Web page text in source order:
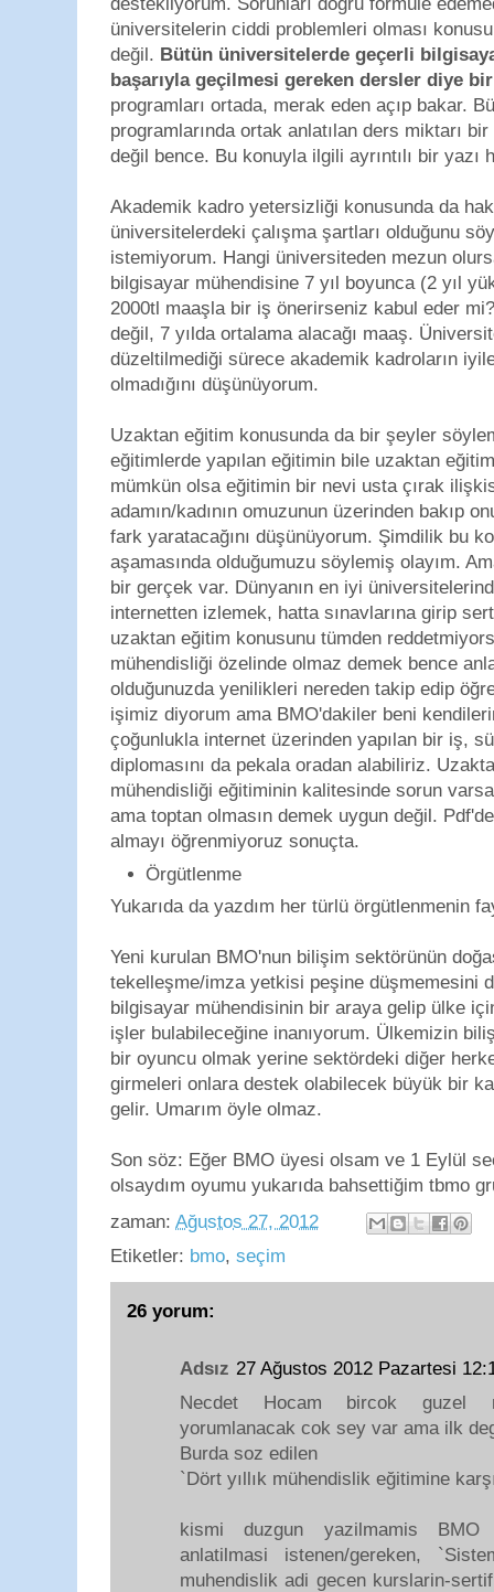
üniversitelerin ciddi problemleri olması
değil. Bütün üniversitelerde geçerli
başarıyla geçilmesi gereken dersler diye
programları ortada, merak eden açıp bakar.
programlarında ortak anlatılan ders miktarı
değil bence. Bu konuyla ilgili ayrıntılı bir yazı
Akademik kadro yetersizliği konusunda da
üniversitelerdeki çalışma şartları olduğunu
istemiyorum. Hangi üniversiteden mezun
bilgisayar mühendisine 7 yıl boyunca (2 yıl
2000tl maaşla bir iş önerirseniz kabul eder
değil, 7 yılda ortalama alacağı maaş.
düzeltilmediği sürece akademik kadroların
olmadığını düşünüyorum.
Uzaktan eğitim konusunda da bir şeyler
eğitimlerde yapılan eğitimin bile uzaktan
mümkün olsa eğitimin bir nevi usta çırak
adamın/kadının omuzunun üzerinden bakıp
fark yaratacağını düşünüyorum. Şimdilik bu
aşamasında olduğumuzu söylemiş olayım.
bir gerçek var. Dünyanın en iyi
internetten izlemek, hatta sınavlarına girip
uzaktan eğitim konusunu tümden
mühendisliği özelinde olmaz demek bence
olduğunuzda yenilikleri nereden takip edip
işimiz diyorum ama BMO'dakiler beni
çoğunlukla internet üzerinden yapılan bir iş,
diplomasını da pekala oradan alabiliriz.
mühendisliği eğitiminin kalitesinde sorun
ama toptan olmasın demek uygun değil.
almayı öğrenmiyoruz sonuçta.
Örgütlenme
Yukarıda da yazdım her türlü örgütlenmenin
Yeni kurulan BMO'nun bilişim sektörünün
tekelleşme/imza yetkisi peşine düşmemesini
bilgisayar mühendisinin bir araya gelip ülke
işler bulabileceğine inanıyorum. Ülkemizin
bir oyuncu olmak yerine sektördeki diğer
girmeleri onlara destek olabilecek büyük bir
gelir. Umarım öyle olmaz.
Son söz: Eğer BMO üyesi olsam ve 1 Eylül
olsaydım oyumu yukarıda bahsettiğim tbmo
zaman: Ağustos 27, 2012
Etiketler: bmo, seçim
26 yorum:
Adsız 27 Ağustos 2012 Pazartesi
Necdet Hocam bircok guzel
yorumlanacak cok sey var ama ilk
Burda soz edilen
`Dört yıllık mühendislik eğitimine
kismi duzgun yazilmamis BMO
anlatilmasi istenen/gereken,
muhendislik adi gecen kurslarin-